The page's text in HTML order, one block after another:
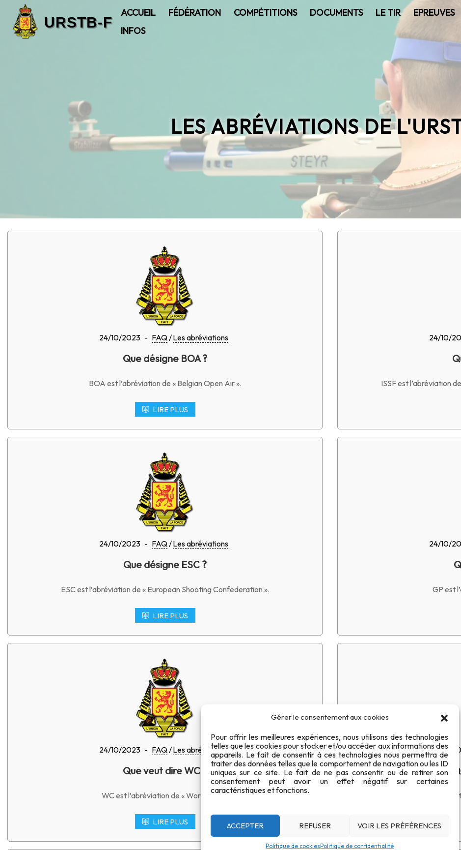
Gérer le consentement aux cookies
Pour offrir les meilleures expériences, nous utilisons des technologies
telles que les cookies pour stocker et/ou accéder aux informations des
appareils. Le fait de consentir à ces technologies nous permettra de
traiter des données telles que le comportement de navigation ou les ID
uniques sur ce site. Le fait de ne pas consentir ou de retirer son
consentement peut avoir un effet négatif sur certaines
caractéristiques et fonctions.
ACCEPTER REFUSER VOIR LES PRÉFÉRENCES
Politique de cookiesPolitique de confidentialité
ACCUEIL FÉDÉRATION COMPĖTITIONS DOCUMENTS LE TIR
EPREUVES
INFOS
LES ABRÉVIATIONS DE
24/10/2023 - FAQ Les abréviations
Que désigne BOA ?
BOA est l’abréviation de « Belgian Open Air ».
LIRE PLUS
24/10/
ISSF est l’abréviation
24/10/2023 - FAQ Les abréviations
Que désigne ESC ?
ESC est l’abréviation de « European Shooting Confederation ».
LIRE PLUS
24/10/
GP est
24/10/2023 - FAQ Les abréviations
Que veut dire WC ?
WC est l’abréviation de « World Cup ».
LIRE PLUS
24/10/
AECL est